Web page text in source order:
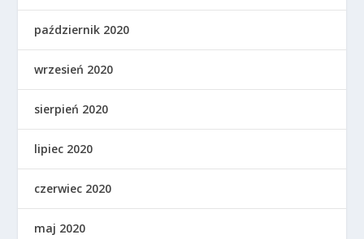
październik 2020
wrzesień 2020
sierpień 2020
lipiec 2020
czerwiec 2020
maj 2020